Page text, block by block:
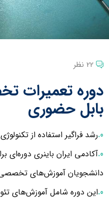
22 نظر
دوره تعمیرات
بابل حضوری
رشد فراگیر استفاده از
آکادمی ایران باینری دوره‌ای
دانشجویان آموزش‌های تخصصی
این دوره شامل آموزش‌های